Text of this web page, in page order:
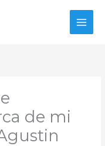
de mi